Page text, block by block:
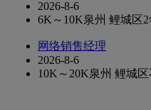
2026-8-6
6K～10K泉州 鲤城区
网络销售经理
2026-8-6
10K～20K泉州 鲤城区